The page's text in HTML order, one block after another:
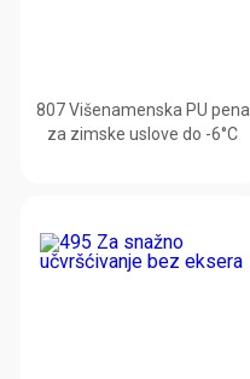
807 Višenamenska PU pena
za zimske uslove do -6°C